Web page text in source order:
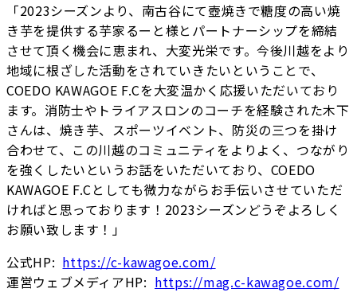
「2023シーズンより、南古谷にて壺焼きで糖度の高い焼
き芋を提供する芋家るーと様とパートナーシップを締結
させて頂く機会に恵まれ、大変光栄です。今後川越をより
地域に根ざした活動をされていきたいということで、
COEDO KAWAGOE F.Cを大変温かく応援いただいており
ます。消防士やトライアスロンのコーチを経験された木下
さんは、焼き芋、スポーツイベント、防災の三つを掛け
合わせて、この川越のコミュニティをよりよく、つながり
を強くしたいというお話をいただいており、COEDO
KAWAGOE F.Cとしても微力ながらお手伝いさせていただ
ければと思っております！2023シーズンどうぞよろしく
お願い致します！」
公式HP: https://c-kawagoe.com/
運営ウェブメディアHP: https://mag.c-kawagoe.com/